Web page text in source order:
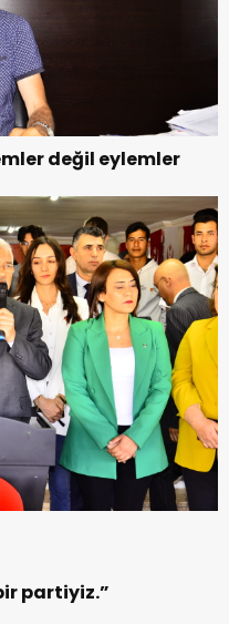
değil eylemler
partiyiz.”